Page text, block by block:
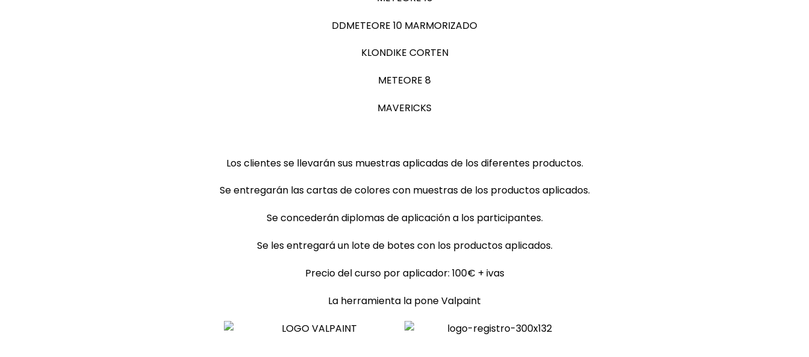
DDMETEORE 10 MARMORIZADO
KLONDIKE CORTEN
METEORE 8
MAVERICKS
Los clientes se llevarán sus muestras aplicadas de los diferentes productos.
Se entregarán las cartas de colores con muestras de los productos aplicados.
Se concederán diplomas de aplicación a los participantes.
Se les entregará un lote de botes con los productos aplicados.
Precio del curso por aplicador: 100€ + ivas
La herramienta la pone Valpaint